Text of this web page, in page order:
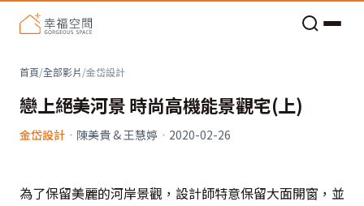
首頁/全部影片/金岱設計
戀上絕美河景 時尚高機能景觀宅(上)
金岱設計 · 陳美貴 & 王慧婷 · 2020-02-26
為了保留美麗的河岸景觀，設計師特意保留大面開窗，並